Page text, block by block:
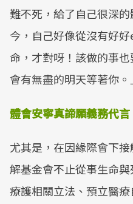
難不死，給了自己很深
今，自己好像從沒有好
命，才對呀！該做的事
會有無盡的明天等著你。
體會安寧真諦願義務代言
尤其是，在因緣際會下
解基金會不止從事生命
療護相關立法、預立醫療